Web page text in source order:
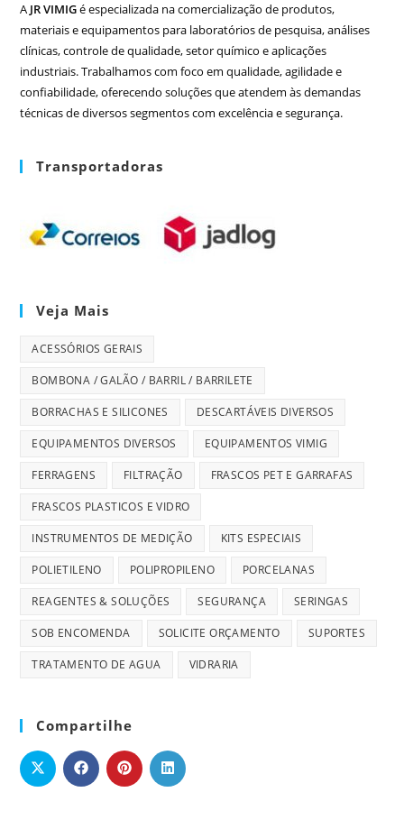
A JR VIMIGé especializada na comercialização de produtos,
materiais e equipamentos para laboratórios de pesquisa, análises
clínicas, controle de qualidade, setor químico e aplicações
industriais. Trabalhamos com foco em qualidade, agilidade e
confiabilidade, oferecendo soluções que atendem às demandas
técnicas de diversos segmentos com excelência e segurança.
Transportadoras
Veja Mais
ACESSÓRIOS GERAIS
BOMBONA / GALÃO / BARRIL / BARRILETE
BORRACHAS E SILICONES DESCARTÁVEIS DIVERSOS
EQUIPAMENTOS DIVERSOS EQUIPAMENTOS VIMIG
FERRAGENS FILTRAÇÃO FRASCOS PET E GARRAFAS
FRASCOS PLASTICOS E VIDRO
INSTRUMENTOS DE MEDIÇÃO KITS ESPECIAIS
POLIETILENO POLIPROPILENO PORCELANAS
REAGENTES & SOLUÇÕES SEGURANÇA SERINGAS
SOB ENCOMENDA SOLICITE ORÇAMENTO SUPORTES
TRATAMENTO DE AGUA VIDRARIA
Compartilhe